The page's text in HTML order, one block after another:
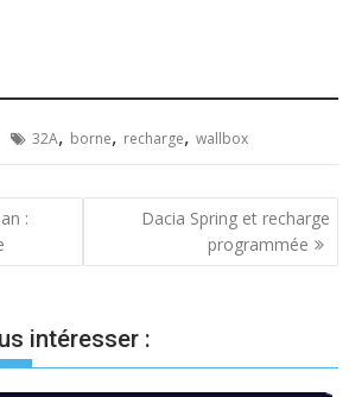
32A, borne, recharge,wallbox
:
Dacia Spring et recharge
programmée
intéresser :